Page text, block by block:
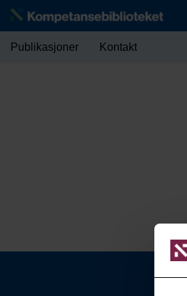
Publikasjoner Kontakt